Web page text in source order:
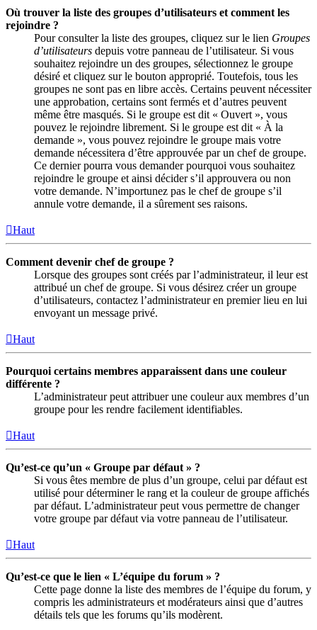
Où trouver la liste des groupes d’utilisateurs et comment les
rejoindre ?
Pour consulter la liste des groupes, cliquez sur le lien Groupes
d’utilisateurs depuis votre panneau de l’utilisateur. Si vous
souhaitez rejoindre un des groupes, sélectionnez le groupe
désiré et cliquez sur le bouton approprié. Toutefois, tous les
groupes ne sont pas en libre accès. Certains peuvent nécessiter
une approbation, certains sont fermés et d’autres peuvent
même être masqués. Si le groupe est dit « Ouvert », vous
pouvez le rejoindre librement. Si le groupe est dit « À la
demande », vous pouvez rejoindre le groupe mais votre
demande nécessitera d’être approuvée par un chef de groupe.
Ce dernier pourra vous demander pourquoi vous souhaitez
rejoindre le groupe et ainsi décider s’il approuvera ou non
votre demande. N’importunez pas le chef de groupe s’il
annule votre demande, il a sûrement ses raisons.
Haut
Comment devenir chef de groupe ?
Lorsque des groupes sont créés par l’administrateur, il leur est
attribué un chef de groupe. Si vous désirez créer un groupe
d’utilisateurs, contactez l’administrateur en premier lieu en lui
envoyant un message privé.
Haut
Pourquoi certains membres apparaissent dans une couleur
différente ?
L’administrateur peut attribuer une couleur aux membres d’un
groupe pour les rendre facilement identifiables.
Haut
Qu’est-ce qu’un « Groupe par défaut » ?
Si vous êtes membre de plus d’un groupe, celui par défaut est
utilisé pour déterminer le rang et la couleur de groupe affichés
par défaut. L’administrateur peut vous permettre de changer
votre groupe par défaut via votre panneau de l’utilisateur.
Haut
Qu’est-ce que le lien « L’équipe du forum » ?
Cette page donne la liste des membres de l’équipe du forum, y
compris les administrateurs et modérateurs ainsi que d’autres
détails tels que les forums qu’ils modèrent.